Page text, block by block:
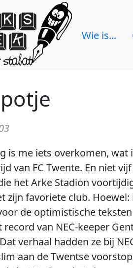
Wie is...
is me iets overkomen,
van FC Twente. En niet
het Arke Stadion
zijn favoriete club.
de optimistische
record van NEC-keeper
verhaal hadden ze bij
aan de Twentse